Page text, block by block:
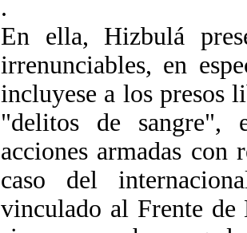
.
En ella, Hizbulá
irrenunciables, en
incluyese a los presos
"delitos de sangre",
acciones armadas con
caso del
vinculado al Frente de